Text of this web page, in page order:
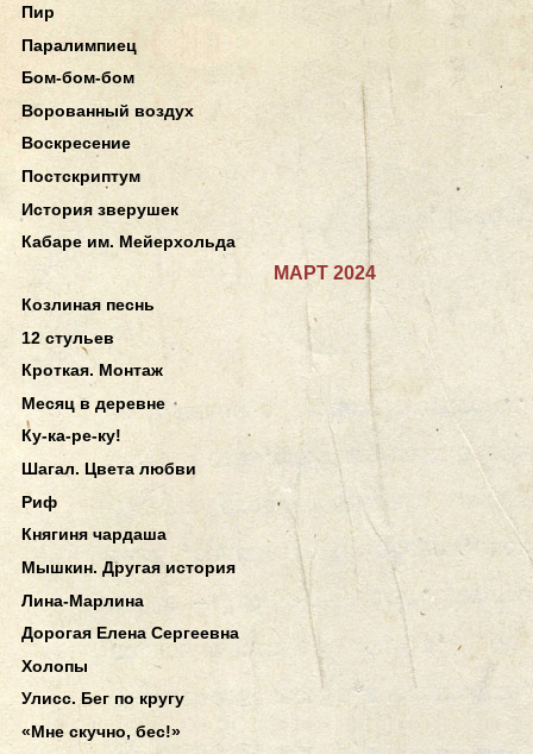
Пир
Паралимпиец
Бом-бом-бом
Ворованный воздух
Воскресение
Постскриптум
История зверушек
Кабаре им. Мейерхольда
МАРТ 2024
Козлиная песнь
12 стульев
Кроткая. Монтаж
Месяц в деревне
Ку-ка-ре-ку!
Шагал. Цвета любви
Риф
Княгиня чардаша
Мышкин. Другая история
Лина-Марлина
Дорогая Елена Сергеевна
Холопы
Улисс. Бег по кругу
«Мне скучно, бес!»